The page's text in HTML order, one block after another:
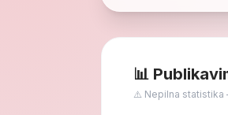
📊
⚠️ Nepilna statistika